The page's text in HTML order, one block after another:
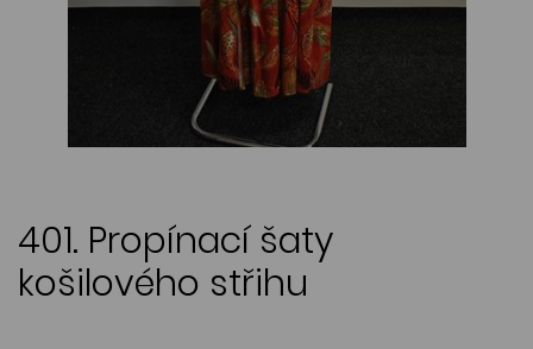
401. Propínací šaty
košilového střihu